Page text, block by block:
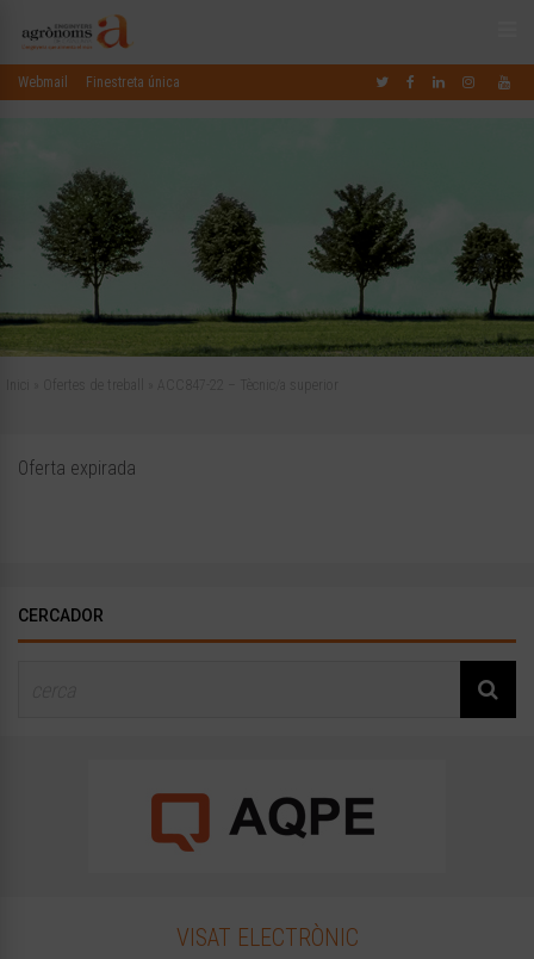
Webmail Finestreta única
Oferta expirada
CERCADOR
VISAT ELECTRÒNIC